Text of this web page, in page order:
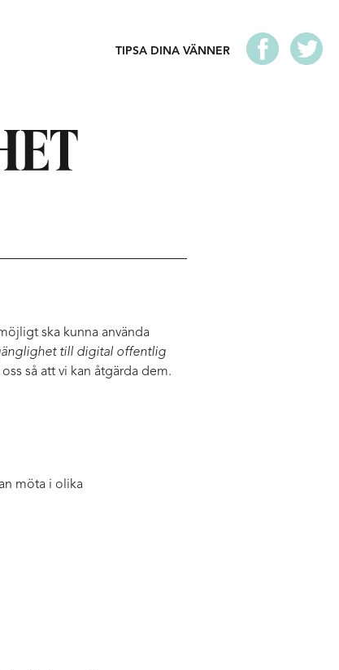
TIPSA DINA VÄNNER
ska kunna använda
till digital offentlig
så att vi kan åtgärda dem.
möta i olika